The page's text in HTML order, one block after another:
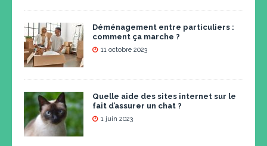
Déménagement entre particuliers :
comment ça marche ?
11 octobre 2023
Quelle aide des sites internet sur le
fait d’assurer un chat ?
1 juin 2023